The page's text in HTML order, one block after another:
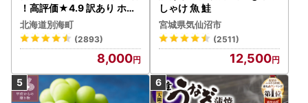
！高評価★4.9 訳あり ホタ
テ 400g（ほたて 帆立 貝柱
冷凍 ）
北海道別海町
(2893)
8,000
しゃけ 魚 鮭
宮城県気仙沼市
(2511)
12,500